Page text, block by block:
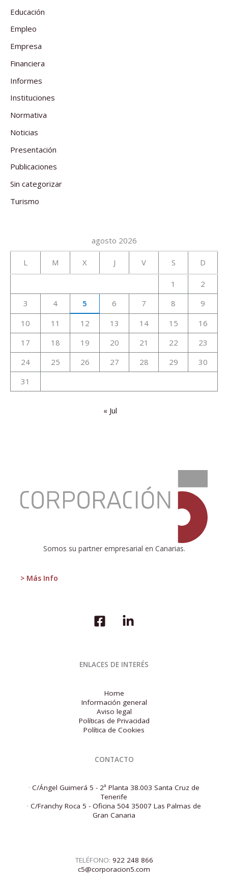
Educación
Empleo
Empresa
Financiera
Informes
Instituciones
Normativa
Noticias
Presentación
Publicaciones
Sin categorizar
Turismo
agosto 2026
L M X J V S D
1
2
3
4 5 6 7 8
9
10
11 12 13 14 15
16
17
18 19 20 21 22
23
24
25 26 27 28 29
30
31
« Jul
Somos su partner empresarial en Canarias.
> Más Info
REDUCIR
LA
ENLACES DE INTERÉS
Home
Información general
Aviso legal
Políticas de Privacidad
Política de Cookies
CONTACTO
· C/Ángel Guimerá 5 - 2ª Planta 38.003 Santa Cruz de
Tenerife
· C/Franchy Roca 5 - Oficina 504 35007 Las Palmas de
Gran Canaria
TELÉFONO: 922 248 866
c5@corporacion5.com